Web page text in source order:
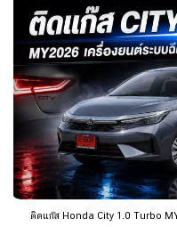
ติดแก๊ส Honda City 1.0 Turbo